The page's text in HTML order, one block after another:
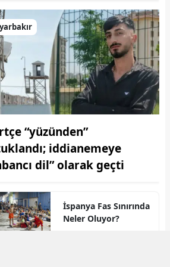
“yüzünden”
iddianemeye
dil” olarak geçti
İspanya Fas Sınırında
Neler Oluyor?